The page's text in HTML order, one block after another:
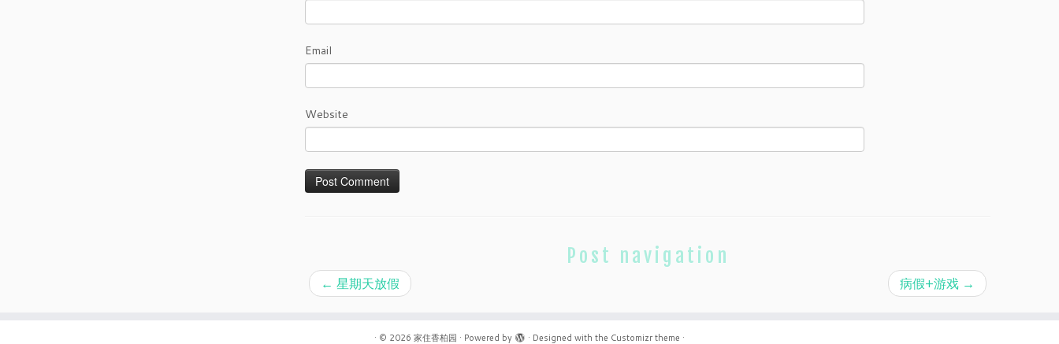
Email
Website
Post navigation
← 星期天放假 病假+游戏 →
· © 2026 家住香柏园 · Powered by · Designed with the Customizr theme ·